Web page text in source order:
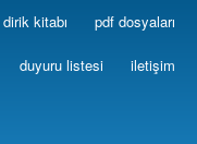
kitabı pdf dosyaları
duyuru listesi iletişim